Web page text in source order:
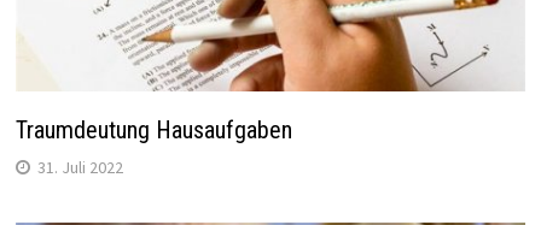
Traumdeutung Hausaufgaben
31. Juli 2022